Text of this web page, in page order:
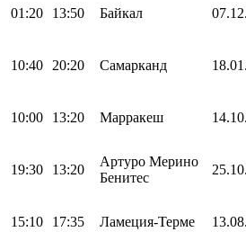
01:20 13:50 Байкал
10:40 20:20 Самарканд
10:00 13:20 Марракеш
19:30 13:20
Артуро Мерино
Бенитес
15:10 17:35 Ламеция-Терме